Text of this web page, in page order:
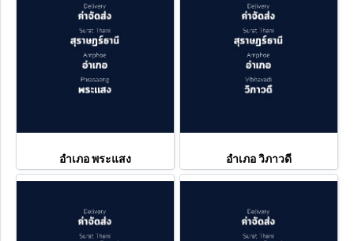
อำเภอ พระแสง อำเภอ วิภาวดี